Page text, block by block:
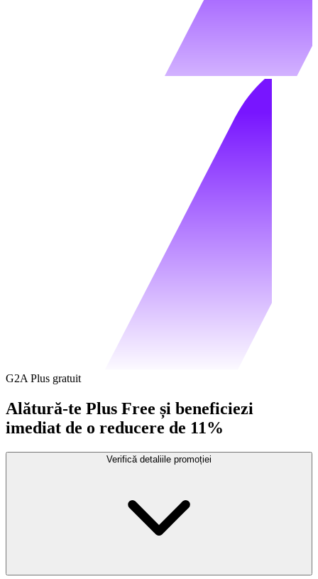
G2A Plus gratuit
Alătură-te Plus Free și beneficiezi
imediat de o reducere de 11%
Verifică detaliile promoției